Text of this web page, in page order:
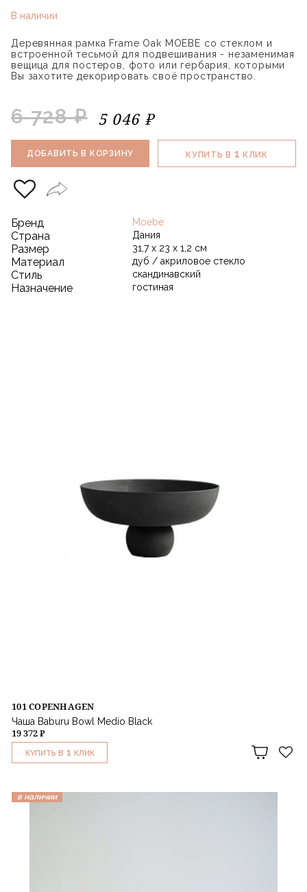
В наличии
Деревянная рамка Frame Oak MOEBE со стеклом и
встроенной тесьмой для подвешивания - незаменимая
вещица для постеров, фото или гербария, которыми
Вы захотите декорировать своё пространство.
6 728 ₽ 5 046 ₽
ДОБАВИТЬ В КОРЗИНУ КУПИТЬ В 1 КЛИК
Бренд Moebe
Страна Дания
Размер 31,7 х 23 х 1,2 см
Материал дуб / акриловое стекло
Стиль скандинавский
Назначение гостиная
101 COPENHAGEN
Чаша Baburu Bowl Medio Black
19 372 ₽
КУПИТЬ В 1 КЛИК
в наличии